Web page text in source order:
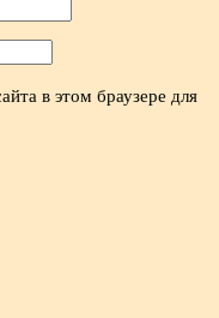
в этом браузере для